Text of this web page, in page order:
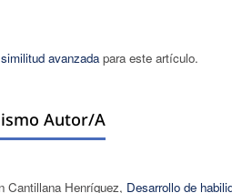
avanzada para este artículo.
Autor/a
Cantillana Henríquez, Desarrollo de